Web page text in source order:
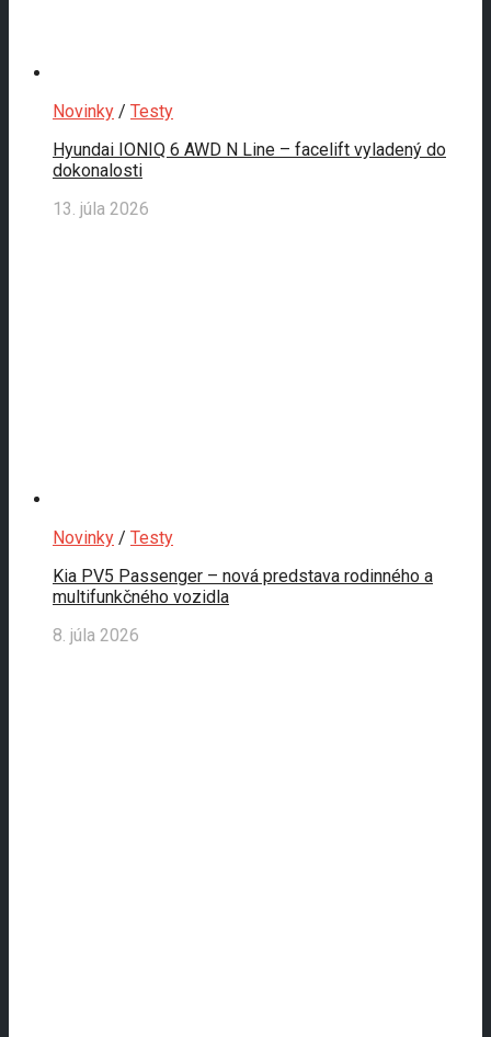
Novinky / Testy
Hyundai IONIQ 6 AWD N Line – facelift vyladený do
dokonalosti
13. júla 2026
Novinky / Testy
Kia PV5 Passenger – nová predstava rodinného a
multifunkčného vozidla
8. júla 2026